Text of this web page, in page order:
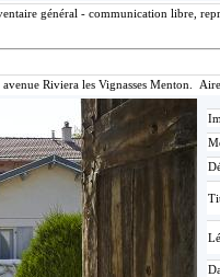
général - communication libre,
Riviera les Vignasses Menton.